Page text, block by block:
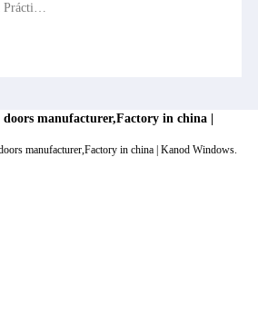
Práctica
manufacturer,Factory in china |
manufacturer,Factory in china | Kanod Windows.